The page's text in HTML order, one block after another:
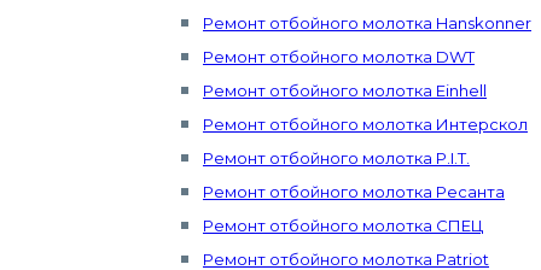
Ремонт отбойного молотка Hanskonner
Ремонт отбойного молотка DWT
Ремонт отбойного молотка Einhell
Ремонт отбойного молотка Интерскол
Ремонт отбойного молотка P.I.T.
Ремонт отбойного молотка Ресанта
Ремонт отбойного молотка СПЕЦ
Ремонт отбойного молотка Patriot